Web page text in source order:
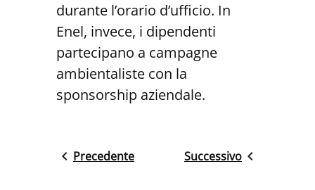
durante l’orario d’ufficio. In
Enel, invece, i dipendenti
partecipano a campagne
ambientaliste con la
sponsorship aziendale.
Precedente Successivo